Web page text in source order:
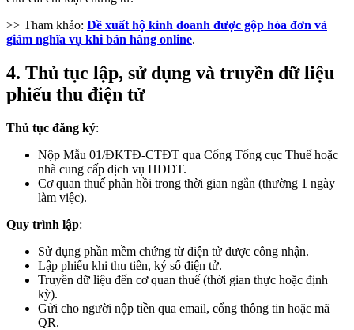
>> Tham khảo: Đề xuất hộ kinh doanh được gộp hóa đơn và
giảm nghĩa vụ khi bán hàng online.
4. Thủ tục lập, sử dụng và truyền dữ liệu
phiếu thu điện tử
Thủ tục đăng ký:
Nộp Mẫu 01/ĐKTĐ-CTĐT qua Cổng Tổng cục Thuế hoặc
nhà cung cấp dịch vụ HĐĐT.
Cơ quan thuế phản hồi trong thời gian ngắn (thường 1 ngày
làm việc).
Quy trình lập:
Sử dụng phần mềm chứng từ điện tử được công nhận.
Lập phiếu khi thu tiền, ký số điện tử.
Truyền dữ liệu đến cơ quan thuế (thời gian thực hoặc định
kỳ).
Gửi cho người nộp tiền qua email, cổng thông tin hoặc mã
QR.